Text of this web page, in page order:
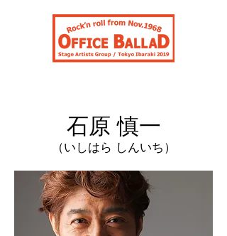
石原 慎一
（いしはら しんいち）